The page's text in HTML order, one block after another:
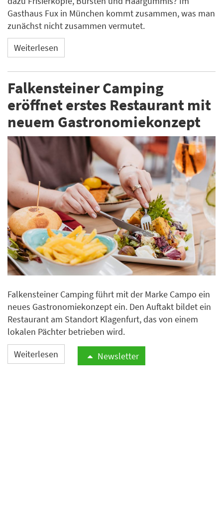
Gasthaus Fux in München kommt zusammen, was man
zunächst nicht zusammen vermutet.
Weiterlesen
Falkensteiner Camping
eröffnet erstes Restaurant mit
neuem Gastronomiekonzept
Falkensteiner Camping führt mit der Marke Campo ein
neues Gastronomiekonzept ein. Den Auftakt bildet ein
Restaurant am Standort Klagenfurt, das von einem
lokalen Pächter betrieben wird.
Weiterlesen
Newsletter